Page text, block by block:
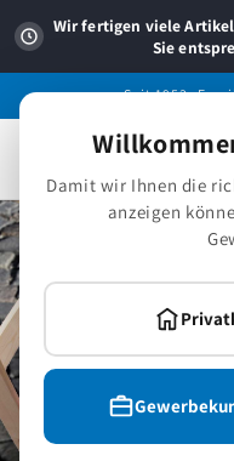
zum
Inhalt
Wir fertigen viele
Sie
Seit 1953 -
Damit wir Ihnen die
anzeigen